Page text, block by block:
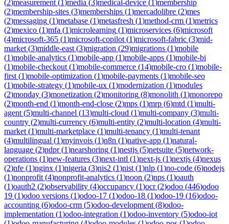
(2)measurement (1)media (3)medical-device (1)membership
(2)membership-sites (3)memberships (1)mercadolibre (2)mes
(2)messaging (1)metabase (1)metasfresh (1)method-crm (1)metrics
(2)mexico (1)mfa (1)microlearning (1)microservices (6)microsoft
(4)microsoft-365 (1)microsoft-copilot (1)microsoft-fabric (3)mid-
market (3)middle-east (3)migration (29)migrations (1)mobile
(1)mobile-analytics (1)mobile-app (1)mobile-apps (1)mobile-bi
(1)mobile-checkout (1)mobile-commerce (14)mobile-cro (1)mobile-
first (1)mobile-optimization (1)mobile-payments (1)mobile-seo
(1)mobile-strategy (1)mobile-ux (1)modernization (1)modules
(2)monday (3)monetization (2)monitoring (8)monolith (1)monorepo
(2)month-end (1)month-end-close (2)mps (1)mrp (6)mtd (1)multi-
agent (5)multi-channel (13)multi-cloud (1)multi-company (3)multi-
country (2)multi-currency (6)multi-entity (2)multi-location (4)multi-
market (1)multi-marketplace (1)multi-tenancy (1)multi-tenant
(4)multilingual (1)myinvois (1)n8n (1)native-app (1)natural-
language (2)ndpr(1)nearshoring (1)nestjs (5)netsuite (5)network-
operations (1)new-features (3)next-intl (1)next-js (1)nextjs (4)nexus
(2)nfe (1)nginx (1)nigeria (3)nis2 (1)nist (1)nlp (1)no-code (6)nodejs
(1)nonprofit (4)nonprofit-analytics (1)noon (2)nps (1)oauth
(1)oauth2 (2)observability (4)occupancy (1)ocr(2)odoo (446)odoo
19 (1)odoo versions (1)odoo-17 (1)odoo-18 (1)odoo-19 (16)odoo-
accounting (6)odoo-crm (5)odoo-development (8)odoo-
implementation (1)odoo-integration (1)odoo-inventory (5)odoo-iot